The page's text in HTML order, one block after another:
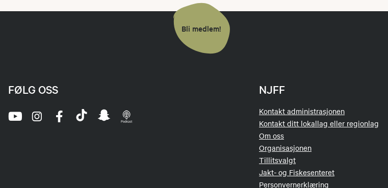
Bli medlem!
NJFF
Kontakt administrasjonen
Kontakt ditt lokallag eller regionlag
Om oss
Organisasjonen
Tillitsvalgt
Jakt- og Fiskesenteret
Personvernerklæring
FØLG OSS